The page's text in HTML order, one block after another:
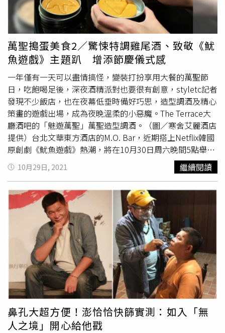
份好禮，展期內在高雄館內消費滿額500元，還可參與一次
趣味戳戳樂，抽好禮回家。另觀光局也重本加碼五月天
2022高雄跨年版演唱會門票，凡民眾於高雄館消費滿500元
可獲得抽獎券1張，滿1,000元可獲得抽獎券2張（以此類
推），中獎名單將於12月18日及19日下午17時30分，最後
一場舞台活動現場抽出，想搶五月年跨年演唱會的朋友，可
以把握機會。高流燈光整合智慧燈光系統，將可搭配節慶活
動做燈光變化展演。（圖／高雄市政府文化局提供）另外，
觀光局先前推出少年旅行家遊程競賽得獎影片，也會在展場
搭配不同觀光影片播送，可以跟著年輕人的步伐，穿梭大高
雄各個角落。緊接著2022台灣燈會將在高雄登場，並以
「愛河灣」及「衛武營國家藝術文化中心」做為主場，其中
愛河將打造國際級智慧控制燈光系統，展現數位美學光環境
藝術。觀光局也跟知名旅行業者合作推出許多燈會遊程，像
是輕鬆假期「璀璨－高雄燈會2日遊」、雄獅旅行社「燈會1
日遊～左營高鐵站出發，中都濕地、衛武營燈會主場、迷迷
村、棧貳庫」亦有2日及3日遊程、可樂旅行社推出「台灣燈
會在高雄～繽紛光影藝術、華一休閒農場、茂林紫蝶幽谷、
漫遊旗山老街二日遊」、東南旅行社也推出「雄冬好玩～茂
林紫蝶幽谷、棧貳庫大港橋、菁寮老街、鳳儀書院、高雄三
日遊」等，更多資訊可上高雄旅遊網查詢。
萬聖搗蛋美食2／驚悚特調雞尾酒、致敬《魷
魚遊戲》主題趴 增添節慶儀式感
一年僅有一天可以盡情搞怪，變裝打扮享用大餐的萬聖節
日，吃飽喝足後，深夜酒精派對也要很有創意，styletc記者
發現不少飯店，也在夜幕低垂時備好巧思，造型調酒及精心
策畫的遊戲出場，成為夜晚溫柔的小惡魔。The Terrace大
廳酒吧的「魅遊萬聖」萬聖造型調酒。（圖／寒舍艾麗酒店
提供）台北文華東方酒店的M.O. Bar，近期搭上Netflix韓國
原創劇《魷魚遊戲》熱潮，將在10月30日周六晚間5點舉行
「M.O. Squid Game」，調酒師特別以劇中角色發想設計8
款獨家特色調酒，像是「No. 456成奇勳」帶有微苦柑橘
香、粉紅色澤帶氣泡感的「No. 240智英，以及符合剛布爺
爺形象的「No. 001吳一男」發想自經典韓式燒啤組合，賓
客還能現場挑戰「椪糖
戳戳樂
」，當晚可無限暢飲特調雞尾
酒，享受主題變裝party。寒舍艾麗酒店的LA FARFALLA義
式餐廳，於10/29~31晚餐時段同步推出「義齊搞鬼」雙人
海陸套餐。（圖／寒舍艾麗酒店提供）而寒舍艾麗酒店The
Terrace大廳酒吧特別推出「魅遊萬聖」調酒無限暢飲活
動，精心設計4款萬聖特調雞尾酒，齜牙幽靈飄盪於夜空的
「枇杷妖精」、仿鮮紅血漿在杯口的「不給糖就搗蛋」，以
及充血眼球漂浮於海面的「顫慄之夜」，調酒風味和視覺造
型都令人又驚又喜。※未成年請勿飲酒／喝酒不開車※
10月29日, 2021 繼續閱讀
鼻孔大超方便！澎恰恰快篩實測：如入「無
人之境」開心給他戳